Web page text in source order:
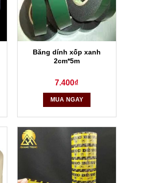
Băng dính xốp xanh
2cm*5m
7.400₫
MUA NGAY